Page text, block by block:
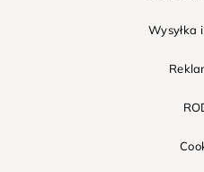
Wysyłka